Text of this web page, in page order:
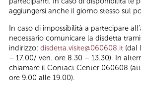
aggiungersi anche il giorno stesso sul
In caso di impossibilità a partecipare
necessario comunicare la disdetta
indirizzo: disdetta.visite@060608.it (dal
– 17.00/ ven. ore 8.30 – 13.30). In
chiamare il Contact Center 060608
ore 9.00 alle 19.00).